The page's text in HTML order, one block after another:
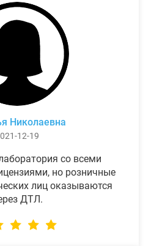
Николаевна
12-19
со всеми
но розничные
лиц оказываются
ДТЛ.